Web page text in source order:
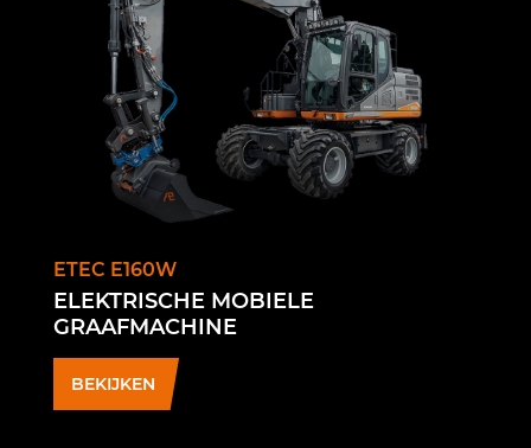
ETEC E160W
ELEKTRISCHE MOBIELE
GRAAFMACHINE
BEKIJKEN